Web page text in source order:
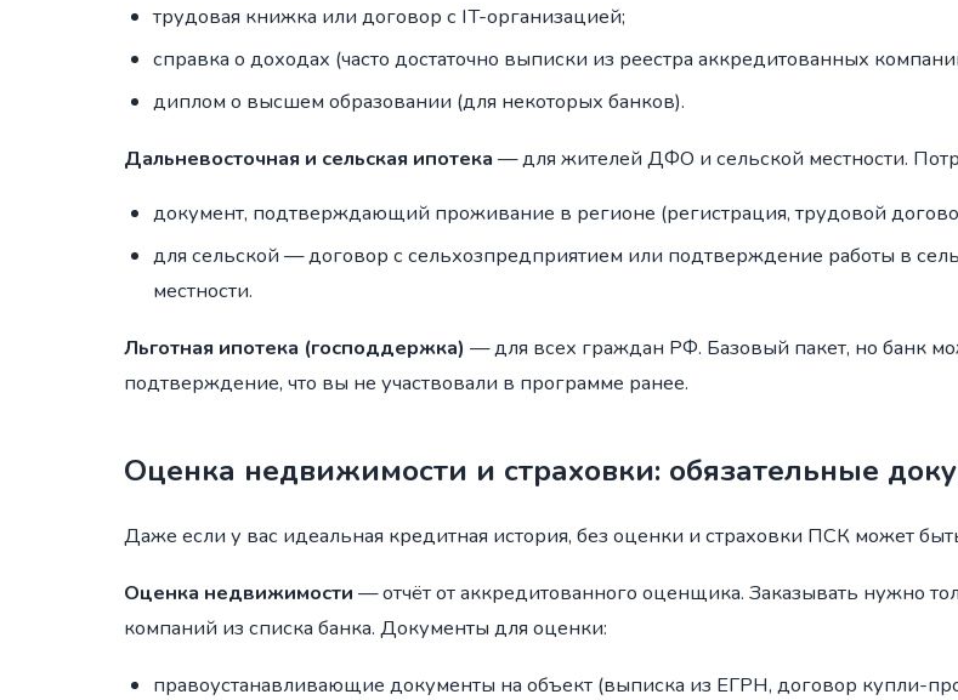
трудовая книжка или договор с IT-организацией;
справка о доходах (часто достаточно выписки из реестра аккредитованных
диплом о высшем образовании (для некоторых банков).
Дальневосточная и сельская ипотека — для жителей ДФО и сельской местности.
документ, подтверждающий проживание в регионе (регистрация, трудовой
для сельской — договор с сельхозпредприятием или подтверждение работы в
местности.
Льготная ипотека (господдержка) — для всех граждан РФ. Базовый пакет, но банк
подтверждение, что вы не участвовали в программе ранее.
Оценка недвижимости и страховки: обязательные
Даже если у вас идеальная кредитная история, без оценки и страховки ПСК может
Оценка недвижимости — отчёт от аккредитованного оценщика. Заказывать нужно
компаний из списка банка. Документы для оценки:
правоустанавливающие документы на объект (выписка из ЕГРН, договор купли-